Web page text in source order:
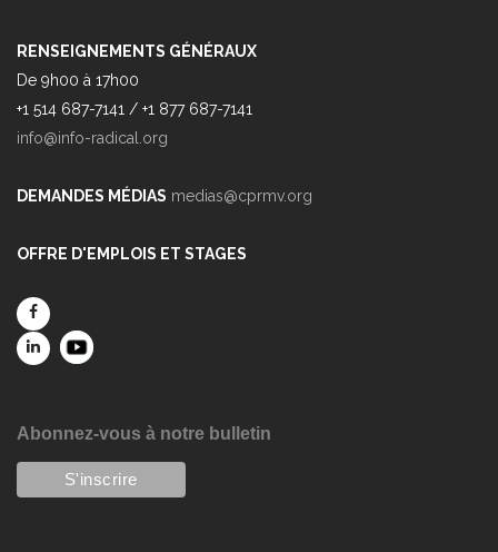
RENSEIGNEMENTS GÉNÉRAUX
De 9h00 à 17h00
+1 514 687-7141 / +1 877 687-7141
info@info-radical.org
DEMANDES MÉDIAS medias@cprmv.org
OFFRE D'EMPLOIS ET STAGES
Abonnez-vous à notre bulletin